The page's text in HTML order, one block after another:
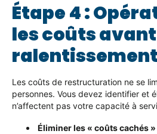
Étape 4 :
les coûts
ralentissement
Les coûts de restructuration ne se
personnes. Vous devez identifier et
n’affectent pas votre capacité à
Éliminer les « coûts cachés